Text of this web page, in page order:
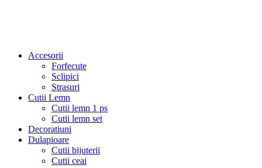
Accesorii
Forfecute
Sclipici
Strasuri
Cutii Lemn
Cutii lemn 1 ps
Cutii lemn set
Decoratiuni
Dulapioare
Cutii bijuterii
Cutii ceai